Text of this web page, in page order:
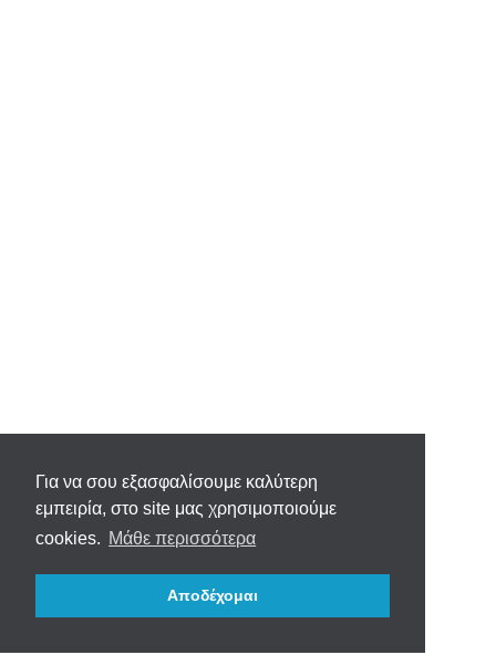
Για να σου εξασφαλίσουμε καλύτερη
εμπειρία, στο site μας χρησιμοποιούμε
cookies. Μάθε περισσότερα
Αποδέχομαι